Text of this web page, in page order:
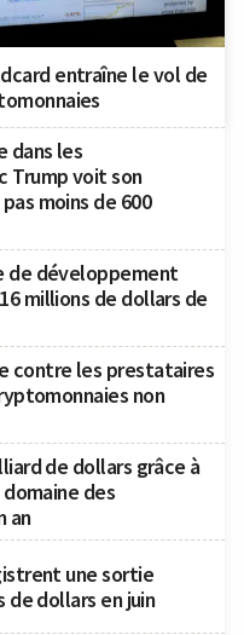
entraîne le vol de
dans les
Trump voit son
moins de 600
de développement
millions de dollars de
contre les prestataires
non
de dollars grâce à
des
an
une sortie
de dollars en juin